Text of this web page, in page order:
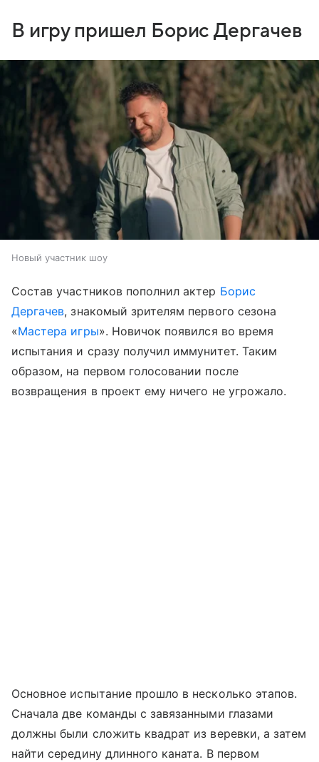
В игру пришел Борис Дергачев
Новый участник шоу
Состав участников пополнил актер Борис
Дергачев, знакомый зрителям первого сезона
«Мастера игры». Новичок появился во время
испытания и сразу получил иммунитет. Таким
образом, на первом голосовании после
возвращения в проект ему ничего не угрожало.
Основное испытание прошло в несколько этапов.
Сначала две команды с завязанными глазами
должны были сложить квадрат из веревки, а затем
найти середину длинного каната. В первом